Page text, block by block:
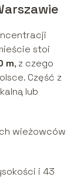
stoi
m, z czego
Część z
lub
wieżowców
i 43